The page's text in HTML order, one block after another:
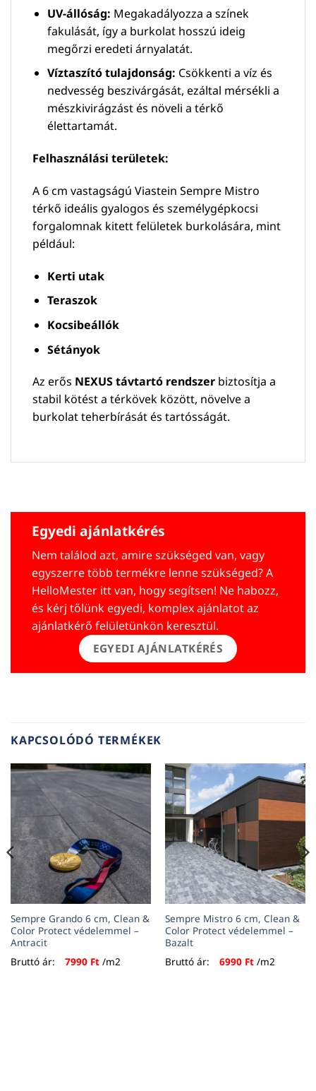
UV-állóság: Megakadályozza a színek
fakulását, így a burkolat hosszú ideig
megőrzi eredeti árnyalatát.
Víztaszító tulajdonság: Csökkenti a víz és
nedvesség beszivárgását, ezáltal mérsékli a
mészkivirágzást és növeli a térkő
élettartamát.
Felhasználási területek:
A 6 cm vastagságú Viastein Sempre Mistro
térkő ideális gyalogos és személygépkocsi
forgalomnak kitett felületek burkolására, mint
például:
Kerti utak
Teraszok
Kocsibeállók
Sétányok
Az erős NEXUS távtartó rendszer biztosítja a
stabil kötést a térkövek között, növelve a
burkolat teherbírását és tartósságát.
Egyedi ajánlatkérés
Nem találod azt, amire szükséged van, vagy
egyszerre több termékre lenne szükséged? A
HelloMester itt van, hogy segítsen! Ne habozz,
és kérj tőlünk egyedi, komplex ajánlatot az
ajánlatkérő felületünkön keresztül.
EGYEDI AJÁNLATKÉRÉS
KAPCSOLÓDÓ TERMÉKEK
Sempre Grando 6 cm, Clean &
Color Protect védelemmel –
Antracit
Bruttó ár:
7990 Ft/m2
Sempre Mistro 6 cm, Clean &
Color Protect védelemmel –
Bazalt
Bruttó ár:
6990 Ft/m2